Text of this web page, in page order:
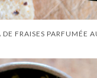
DE FRAISES PARFUMÉE